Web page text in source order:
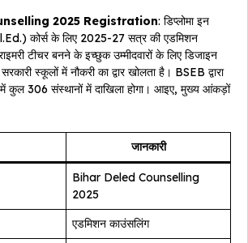
2025 Registration: डिप्लोमा इन
कोर्स के लिए 2025-27 सत्र की एडमिशन
टीचर बनने के इच्छुक उम्मीदवारों के लिए डिजाइन
स्कूलों में नौकरी का द्वार खोलता है। BSEB द्वारा
कुल 306 संस्थानों में दाखिला होगा। आइए, मुख्य आंकड़ों
जानकारी
Bihar Deled Counselling
2025
एडमिशन काउंसलिंग